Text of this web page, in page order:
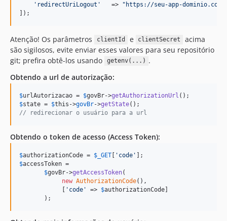
' redirectUriLogout '
   =>
" https://seu-app-
]);
Atenção! Os parâmetros clientId e clientSecret
acima
são sigilosos, evite enviar esses valores para seu repositório
git; prefira obtê-los usando
getenv(...) .
Obtendo a url de autorização:
$urlAutorizacao = $govBr->getAuthorizationUrl
$state = $this ->govBr->getState
// redirecionar o usuário para a url
Obtendo o token de acesso (Access Token):
$authorizationCode = $ _GET [ ' code '
$accessToken =
$govBr->getAccessToken(
new AuthorizationCode(),
            [
' code ' => $authorizationCode]
       );